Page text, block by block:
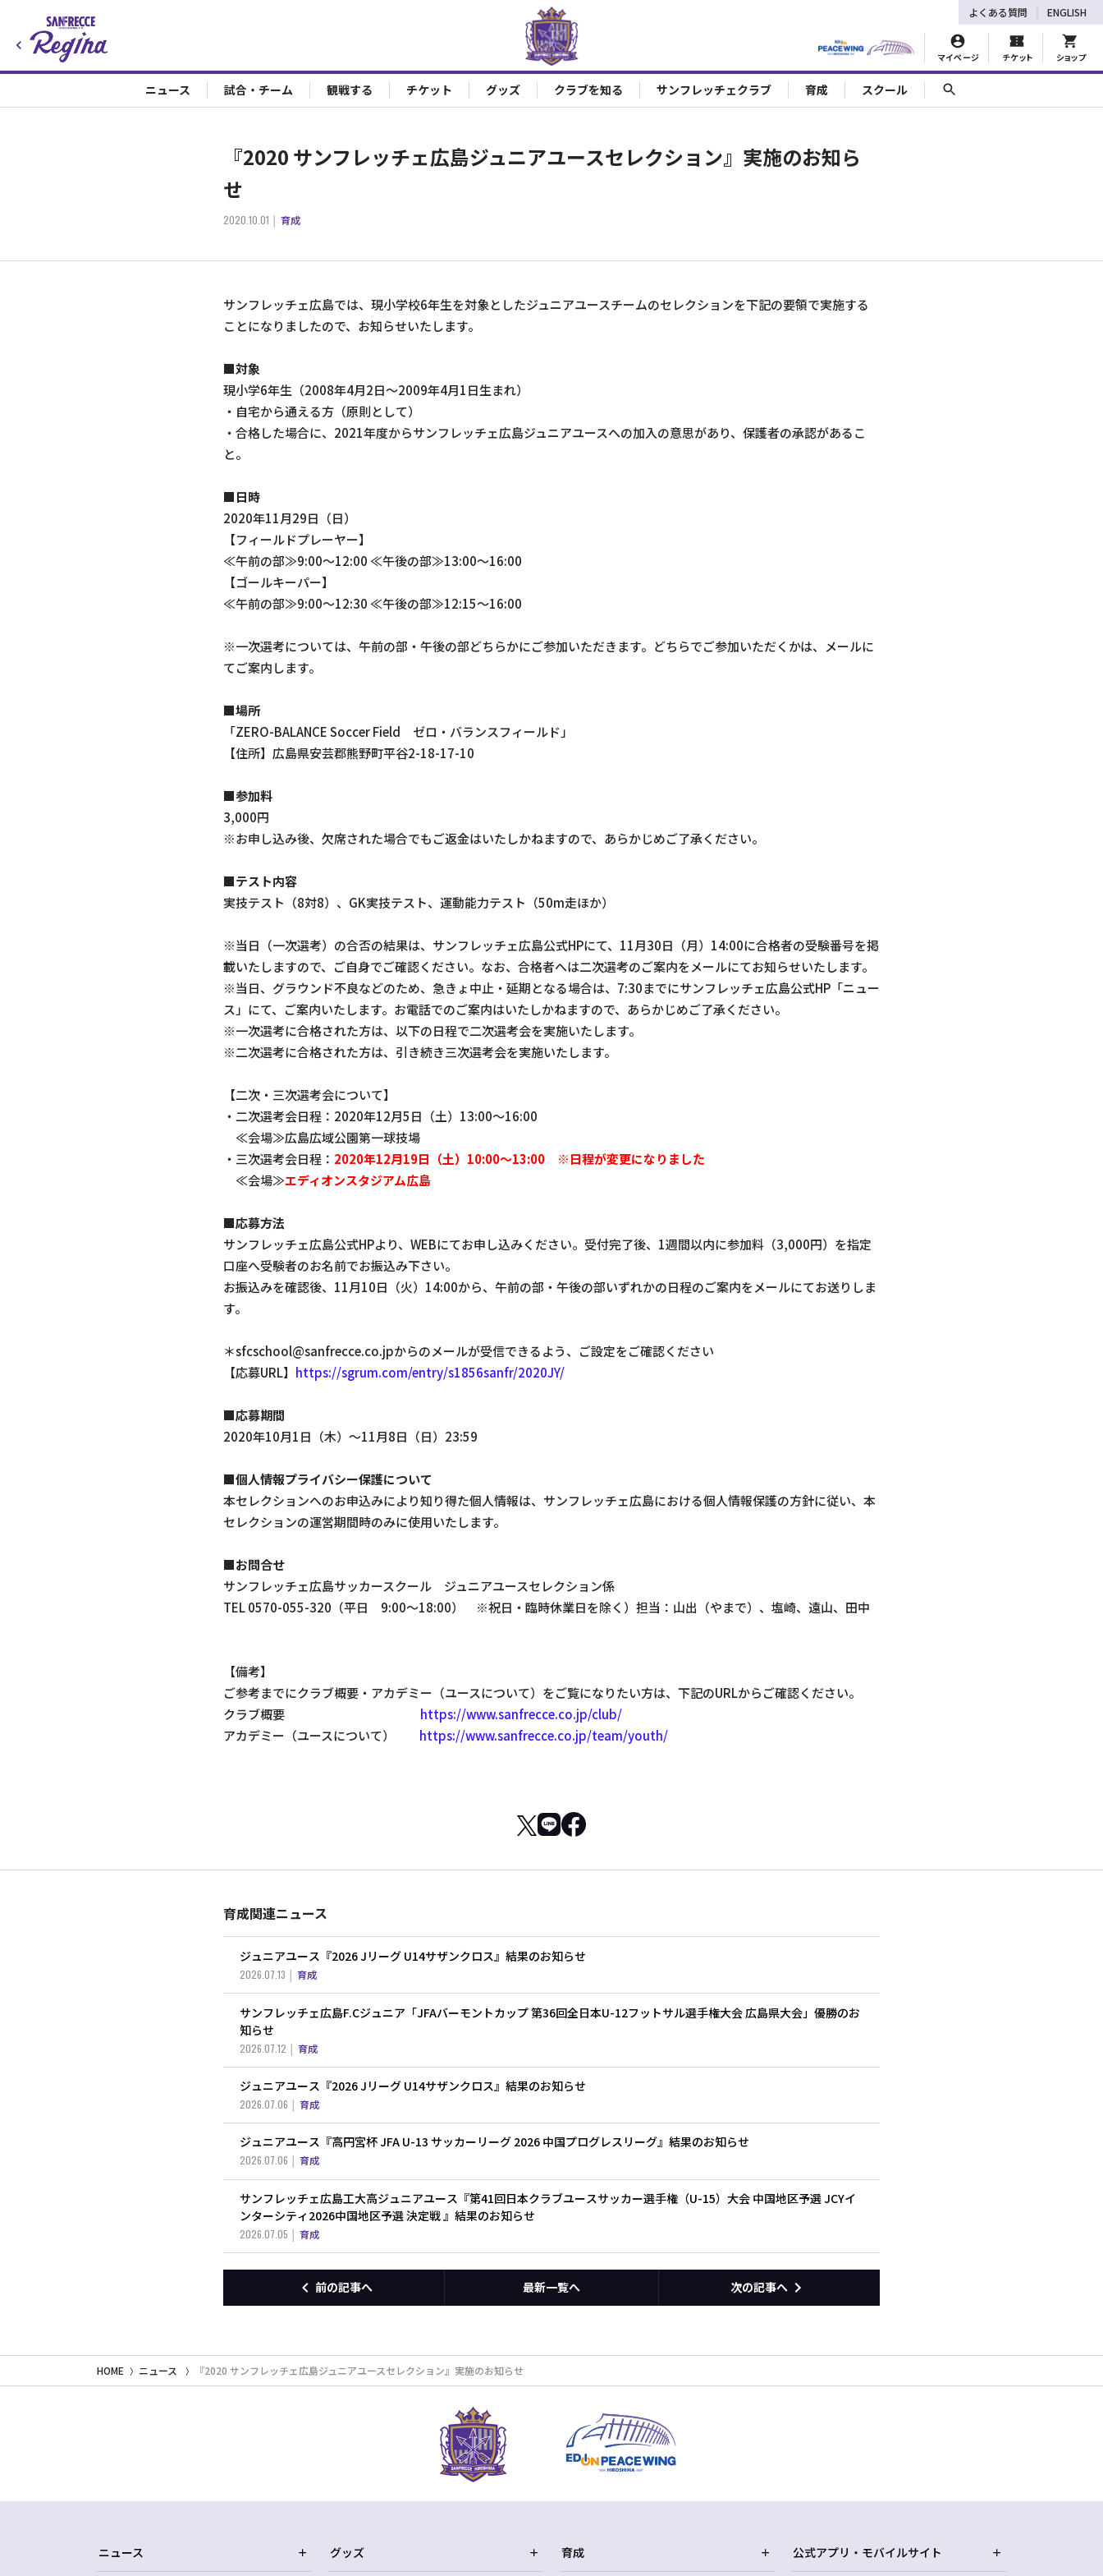
マイページ チケット ショップ
よくある質問 ENGLISH
ニュース 試合・チーム 観戦する チケット グッズ クラブを知る サンフレッチェクラブ 育成 スクール
『2020 サンフレッチェ広島ジュニアユースセレクション』実施のお知ら
せ
2020.10.01 育成
サンフレッチェ広島では、現小学校6年生を対象としたジュニアユースチームのセレクションを下記の要領で実施する
ことになりましたので、お知らせいたします。
■対象
現小学6年生（2008年4月2日～2009年4月1日生まれ）
・自宅から通える方（原則として）
・合格した場合に、2021年度からサンフレッチェ広島ジュニアユースへの加入の意思があり、保護者の承認があるこ
と。
■日時
2020年11月29日（日）
【フィールドプレーヤー】
≪午前の部≫9:00～12:00 ≪午後の部≫13:00～16:00
【ゴールキーパー】
≪午前の部≫9:00～12:30 ≪午後の部≫12:15～16:00
※一次選考については、午前の部・午後の部どちらかにご参加いただきます。どちらでご参加いただくかは、メールに
てご案内します。
■場所
「ZERO-BALANCE Soccer Field ゼロ・バランスフィールド」
【住所】広島県安芸郡熊野町平谷2-18-17-10
■参加料
3,000円
※お申し込み後、欠席された場合でもご返金はいたしかねますので、あらかじめご了承ください。
■テスト内容
実技テスト（8対8）、GK実技テスト、運動能力テスト（50m走ほか）
※当日（一次選考）の合否の結果は、サンフレッチェ広島公式HPにて、11月30日（月）14:00に合格者の受験番号を掲
載いたしますので、ご自身でご確認ください。なお、合格者へは二次選考のご案内をメールにてお知らせいたします。
※当日、グラウンド不良などのため、急きょ中止・延期となる場合は、7:30までにサンフレッチェ広島公式HP「ニュー
ス」にて、ご案内いたします。お電話でのご案内はいたしかねますので、あらかじめご了承ください。
※一次選考に合格された方は、以下の日程で二次選考会を実施いたします。
※二次選考に合格された方は、引き続き三次選考会を実施いたします。
【二次・三次選考会について】
・二次選考会日程：2020年12月5日（土）13:00～16:00
≪会場≫広島広域公園第一球技場
・三次選考会日程： 2020年12月19日（土）10:00～13:00 ※日程が変更になりました
≪会場≫エディオンスタジアム広島
■応募方法
サンフレッチェ広島公式HPより、WEBにてお申し込みください。受付完了後、1週間以内に参加料（3,000円）を指定
口座へ受験者のお名前でお振込み下さい。
お振込みを確認後、11月10日（火）14:00から、午前の部・午後の部いずれかの日程のご案内をメールにてお送りしま
す。
＊sfcschool@sanfrecce.co.jpからのメールが受信できるよう、ご設定をご確認ください
【応募URL】 https://sgrum.com/entry/s1856sanfr/2020JY/
■応募期間
2020年10月1日（木）～11月8日（日）23:59
■個人情報プライバシー保護について
本セレクションへのお申込みにより知り得た個人情報は、サンフレッチェ広島における個人情報保護の方針に従い、本
セレクションの運営期間時のみに使用いたします。
■お問合せ
サンフレッチェ広島サッカースクール ジュニアユースセレクション係
TEL 0570-055-320（平日 9:00～18:00） ※祝日・臨時休業日を除く）担当：山出（やまで）、塩崎、遠山、田中
【備考】
ご参考までにクラブ概要・アカデミー（ユースについて）をご覧になりたい方は、下記のURLからご確認ください。
クラブ概要 https://www.sanfrecce.co.jp/club/
アカデミー（ユースについて） https://www.sanfrecce.co.jp/team/youth/
育成関連ニュース
ジュニアユース『2026 Jリーグ U14サザンクロス』結果のお知らせ
2026.07.13 育成
サンフレッチェ広島F.Cジュニア「JFAバーモントカップ 第36回全日本U-12フットサル選手権大会 広島県大会」優勝のお
知らせ
2026.07.12 育成
ジュニアユース『2026 Jリーグ U14サザンクロス』結果のお知らせ
2026.07.06 育成
ジュニアユース『高円宮杯 JFA U-13 サッカーリーグ 2026 中国プログレスリーグ』結果のお知らせ
2026.07.06 育成
サンフレッチェ広島工大高ジュニアユース『第41回日本クラブユースサッカー選手権（U-15）大会 中国地区予選 JCYイ
ンターシティ2026中国地区予選 決定戦 』結果のお知らせ
2026.07.05 育成
前の記事へ 最新一覧へ 次の記事へ
HOME ニュース 『2020 サンフレッチェ広島ジュニアユースセレクション』実施のお知らせ
ニュース グッズ 育成 公式アプリ・モバイルサイト